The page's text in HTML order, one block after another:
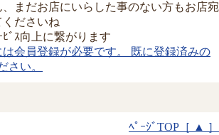
、まだお店にいらした事のない方もお店宛
ださいね
ﾞｽ向上に繋がります
は会員登録が必要です。 既に登録済みの
さい。
ﾍﾟｰｼﾞTOP［ ▲ ］